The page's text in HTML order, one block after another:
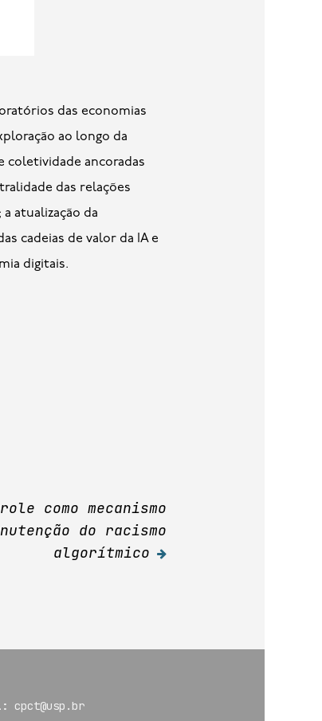
ao longo da
coletividade ancoradas
das relações
atualização da
cadeias de valor da IA e
digitais.
como mecanismo
do racismo
algorítmico
cpct@usp.br